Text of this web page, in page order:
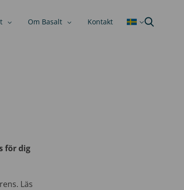
Om Basalt Kontakt
för dig
Läs